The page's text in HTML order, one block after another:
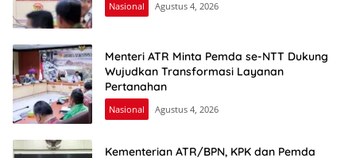
Nasional Agustus 4, 2026
Menteri ATR Minta Pemda se-NTT Dukung
Wujudkan Transformasi Layanan
Pertanahan
Nasional Agustus 4, 2026
Kementerian ATR/BPN, KPK dan Pemda